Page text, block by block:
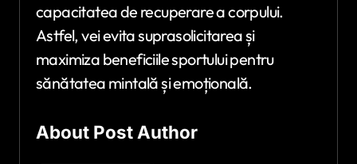
capacitatea de recuperare a corpului.
Astfel, vei evita suprasolicitarea și
maximiza beneficiile sportului pentru
sănătatea mintală și emoțională.
About Post Author